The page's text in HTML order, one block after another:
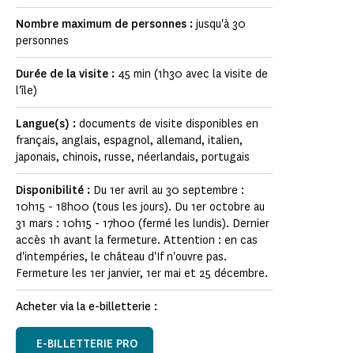
Nombre maximum de personnes : jusqu'à 30
personnes
Durée de la visite : 45 min (1h30 avec la visite de
l'île)
Langue(s) : documents de visite disponibles en
français, anglais, espagnol, allemand, italien,
japonais, chinois, russe, néerlandais, portugais
Disponibilité : Du 1er avril au 30 septembre :
10h15 - 18h00 (tous les jours). Du 1er octobre au
31 mars : 10h15 - 17h00 (fermé les lundis). Dernier
accès 1h avant la fermeture. Attention : en cas
d'intempéries, le château d'If n'ouvre pas.
Fermeture les 1er janvier, 1er mai et 25 décembre.
Acheter via la e-billetterie :
E-BILLETTERIE PRO